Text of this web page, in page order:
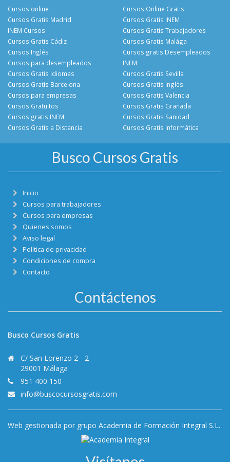
Cursos online
Cursos Gratis Madrid
INEM Cursos
Cursos Gratis Cádiz
Cursos Online Gratis
Cursos Gratis INEM
Cursos Gratis Trabajadores
Cursos Gratis Malága
Cursos Inglés
Cursos para desempleados
Cursos Gratis Idiomas
Cursos Gratis Barcelona
Cursos gratis Desempleados
INEM
Cursos Gratis Sevilla
Cursos Gratis Inglés
Cursos para empresas
Cursos Gratuitos
Cursos gratis INEM
Cursos Gratis a Distancia
Cursos Gratis Valencia
Cursos Gratis Granada
Cursos Gratis Sanidad
Cursos Gratis Informática
Busco Cursos Gratis
Inicio
Cursos para trabajadores
Cursos para empresas
Quienes somos
Aviso legal
Política de privacidad
Condiciones de compra
Contacto
Contáctenos
Busco Cursos Gratis
C/ San Lorenzo 2 - 2
29001 Málaga
951 400 150
info@buscocursosgratis.com
Web gestionada por grupo Academia de Formación Integral S.L.